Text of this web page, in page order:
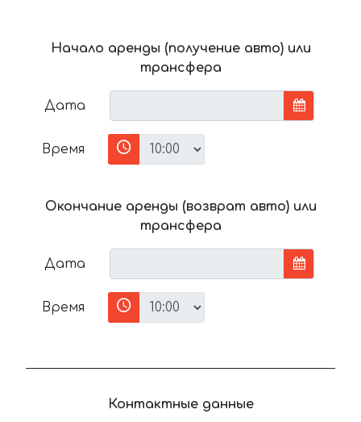
Начало аренды (получение авто) или
трансфера
Дата
Время
Окончание аренды (возврат авто) или
трансфера
Дата
Время
Контактные данные